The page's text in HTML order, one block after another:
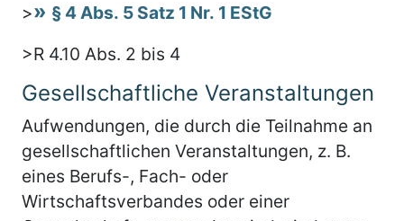
>
§ 4 Abs. 5 Satz 1 Nr. 1 EStG
>R 4.10 Abs. 2 bis 4
Gesellschaftliche Veranstaltungen
Aufwendungen, die durch die Teilnahme an
gesellschaftlichen Veranstaltungen, z. B.
eines Berufs-, Fach- oder
Wirtschaftsverbandes oder einer